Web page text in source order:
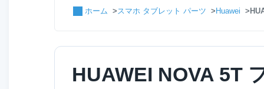
ホーム スマホ タブレット パーツ Huawei
HUAWEI NOVA 5T